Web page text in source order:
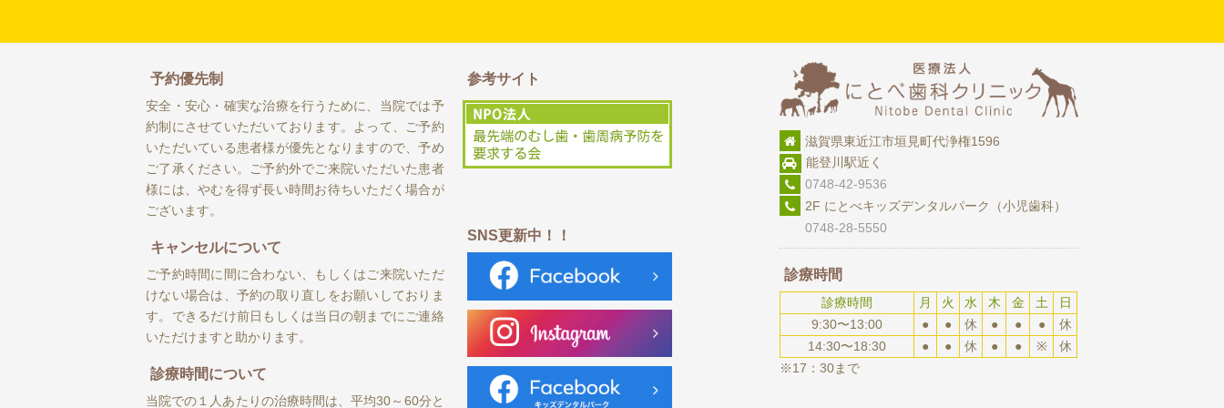
予約優先制
安全・安心・確実な治療を行うために、当院では予
約制にさせていただいております。よって、ご予約
いただいている患者様が優先となりますので、予め
ご了承ください。ご予約外でご来院いただいた患者
様には、やむを得ず長い時間お待ちいただく場合が
ございます。
キャンセルについて
ご予約時間に間に合わない、もしくはご来院いただ
けない場合は、予約の取り直しをお願いしておりま
す。できるだけ前日もしくは当日の朝までにご連絡
いただけますと助かります。
診療時間について
当院での１人あたりの治療時間は、平均30～60分と
参考サイト
SNS更新中！！
滋賀県東近江市垣見町代浄権1596
能登川駅近く
0748-42-9536
2F にとべキッズデンタルパーク（小児歯科）
0748-28-5550
診療時間
診療時間 月 火 水 木 金 土
日
9:30〜13:00
● ● 休 ● ● ●
休
14:30〜18:30
● ● 休 ● ● ※
休
※17：30まで